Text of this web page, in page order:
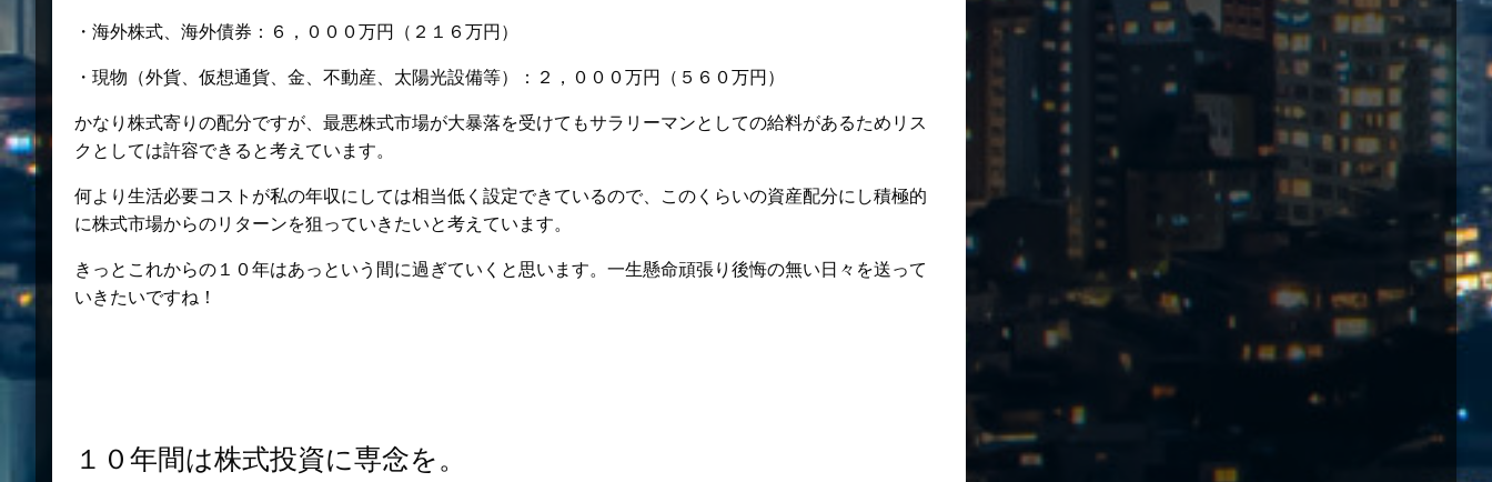
・海外株式、海外債券：６，０００万円（２１６万円）
・現物（外貨、仮想通貨、金、不動産、太陽光設備等）：２，０００万円（５６０万円）
かなり株式寄りの配分ですが、最悪株式市場が大暴落を受けてもサラリーマンとしての給料があるためリス
クとしては許容できると考えています。
何より生活必要コストが私の年収にしては相当低く設定できているので、このくらいの資産配分にし積極的
に株式市場からのリターンを狙っていきたいと考えています。
きっとこれからの１０年はあっという間に過ぎていくと思います。一生懸命頑張り後悔の無い日々を送って
いきたいですね！
１０年間は株式投資に専念を。